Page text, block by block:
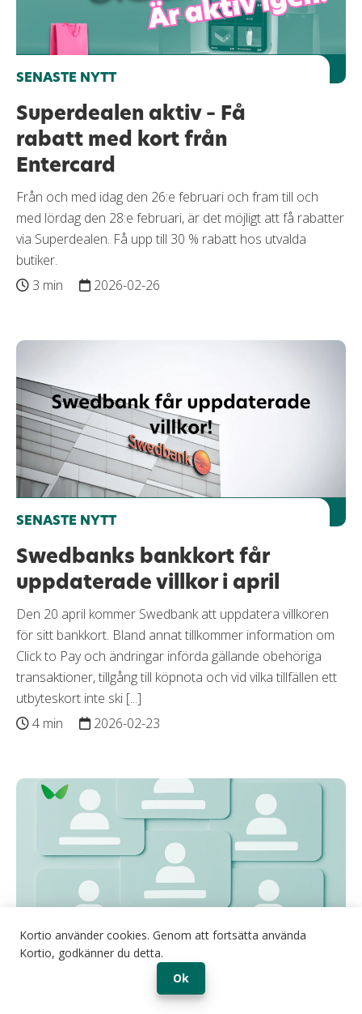
SENASTE NYTT
Superdealen aktiv – Få
rabatt med kort från
Entercard
Från och med idag den 26:e februari och fram till och
med lördag den 28:e februari, är det möjligt att få rabatter
via Superdealen. Få upp till 30 % rabatt hos utvalda
butiker.
3 min
2026-02-26
SENASTE NYTT
Swedbanks bankkort får
uppdaterade villkor i april
Den 20 april kommer Swedbank att uppdatera villkoren
för sitt bankkort. Bland annat tillkommer information om
Click to Pay och ändringar införda gällande obehöriga
transaktioner, tillgång till köpnota och vid vilka tillfällen ett
utbyteskort inte ski [...]
4 min
2026-02-23
KORTIO TIPSAR
Skapa medlems- och
Kortio använder cookies. Genom att fortsätta använda
Kortio, godkänner du detta.
Ok